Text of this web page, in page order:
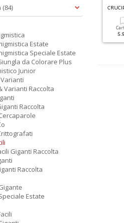
FACILI CRUCIVERBA SPECIALE N.3
1.90 €
(84)
Estate
Speciale Estate
da Colorare Plus
Junior
Varianti Raccolta
Raccolta
Giganti Raccolta
Raccolta
Estate